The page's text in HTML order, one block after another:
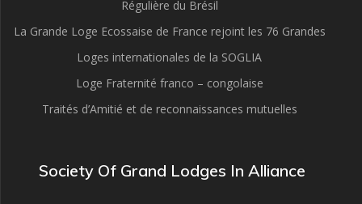
Régulière du Brésil
La Grande Loge Ecossaise de France rejoint les 76 Grandes
Loges internationales de la SOGLIA
Loge Fraternité franco – congolaise
Traités d’Amitié et de reconnaissances mutuelles
Society Of Grand Lodges In Alliance